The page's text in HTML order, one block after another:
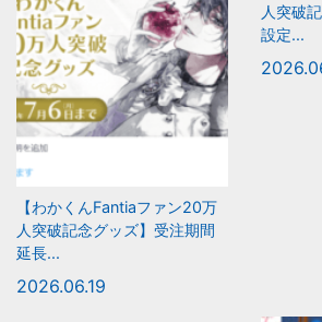
【わかくんFantiaファン20万
人突破記念グッズ】受注期間
延長...
2026.06.19
人突破
設定...